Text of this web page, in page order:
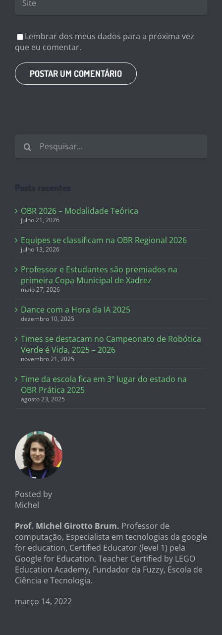
Lembrar dos meus dados para a próxima vez
que eu comentar.
resultados
OBR 2026 – Modalidade Teórica
julho 21, 2026
Equipes se classificam na OBR Regional 2026
julho 13, 2026
Professor e Estudantes são premiados na
primeira Copa Municipal de Xadrez
maio 27, 2026
Dance com a Hora da IA 2025
dezembro 10, 2025
Times se destacam no Campeonato de Robótica
Verde é Vida, 2025 – 2026
novembro 21, 2025
Time da escola fica em 3º lugar do estado na
OBR Prática 2025
agosto 23, 2025
Posted by
Michel
Prof. Michel Girotto Brum. Professor de
computação, Especialista em tecnologias da google
for education, Certified Educator (level 1) pela
Google for Education, Teacher Certified by LEGO
Education Academy, Fundador da Fuzzy, Escola de
Ciência e Tecnologia.
março 14, 2022